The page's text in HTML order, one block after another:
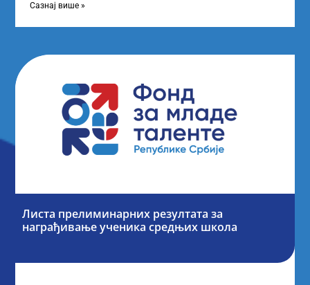
Сазнај више »
Листа прелиминарних резултата за
награђивање ученика средњих школа